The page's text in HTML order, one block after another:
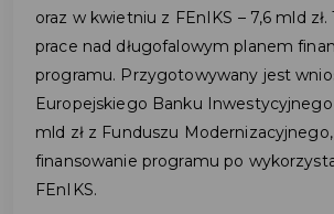
oraz w kwietniu z FEnIKS – 7,6 mld zł.
prace nad długofalowym planem
programu. Przygotowywany jest
Europejskiego Banku
mld zł z Funduszu
finansowanie programu po
FEnIKS.